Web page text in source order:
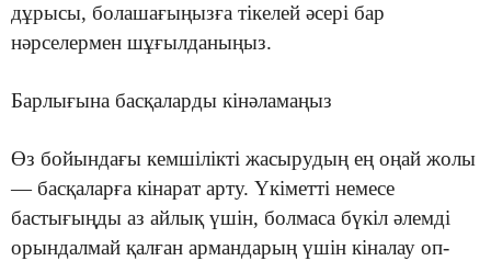
дұрысы, болашағыңызға тікелей әсері бар
нәрселермен шұғылданыңыз.
Барлығына басқаларды кінәламаңыз
Өз бойындағы кемшілікті жасырудың ең оңай жолы
— басқаларға кінарат арту. Үкіметті немесе
бастығыңды аз айлық үшін, болмаса бүкіл әлемді
орындалмай қалған армандарың үшін кіналау оп-